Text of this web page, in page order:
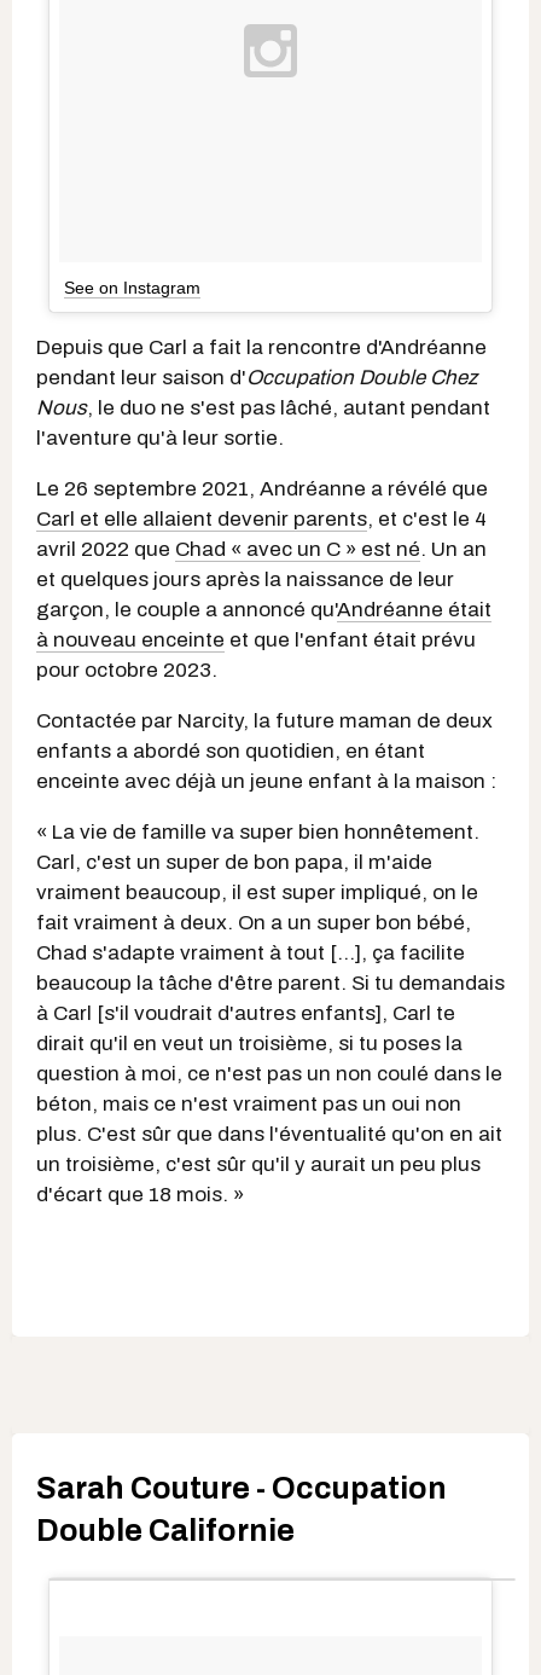
See on Instagram
Depuis que Carl a fait la rencontre d'Andréanne
pendant leur saison d'Occupation Double Chez
Nous, le duo ne s'est pas lâché, autant pendant
l'aventure qu'à leur sortie.
Le 26 septembre 2021, Andréanne a révélé que
Carl et elle allaient devenir parents, et c'est le 4
avril 2022 que Chad « avec un C » est né. Un an
et quelques jours après la naissance de leur
garçon, le couple a annoncé qu'Andréanne était
à nouveau enceinte et que l'enfant était prévu
pour octobre 2023.
Contactée par Narcity, la future maman de deux
enfants a abordé son quotidien, en étant
enceinte avec déjà un jeune enfant à la maison :
« La vie de famille va super bien honnêtement.
Carl, c'est un super de bon papa, il m'aide
vraiment beaucoup, il est super impliqué, on le
fait vraiment à deux. On a un super bon bébé,
Chad s'adapte vraiment à tout [...], ça facilite
beaucoup la tâche d'être parent. Si tu demandais
à Carl [s'il voudrait d'autres enfants], Carl te
dirait qu'il en veut un troisième, si tu poses la
question à moi, ce n'est pas un non coulé dans le
béton, mais ce n'est vraiment pas un oui non
plus. C'est sûr que dans l'éventualité qu'on en ait
un troisième, c'est sûr qu'il y aurait un peu plus
d'écart que 18 mois. »
Sarah Couture - Occupation
Double Californie